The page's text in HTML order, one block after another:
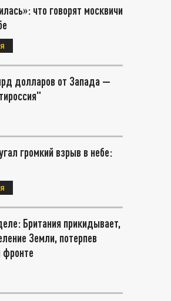
что говорят москвичи
долларов от Запада —
громкий взрыв в небе:
Британия прикидывает,
Земли, потерпев
фронте